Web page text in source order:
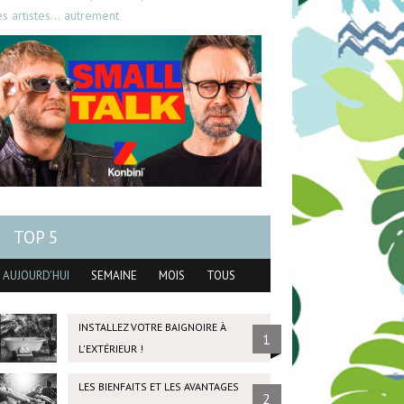
artistes… autrement
TOP 5
AUJOURD'HUI SEMAINE MOIS TOUS
INSTALLEZ VOTRE BAIGNOIRE À
L'EXTÉRIEUR !
1
LES BIENFAITS ET LES AVANTAGES
2